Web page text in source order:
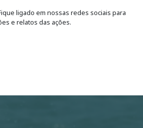
ligado em nossas redes sociais para
e relatos das ações.